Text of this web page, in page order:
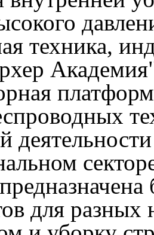
техника,
для разных